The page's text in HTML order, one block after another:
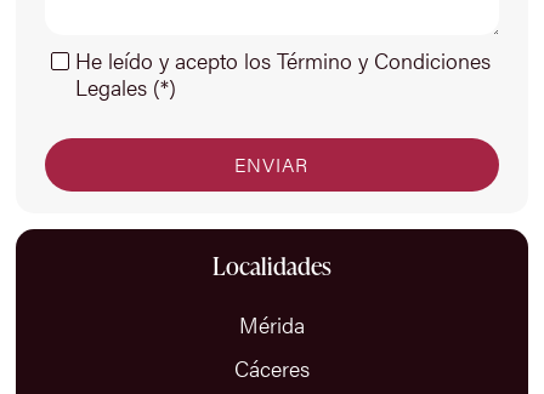
He leído y acepto los Término y Condiciones
Legales (*)
Localidades
Mérida
Cáceres